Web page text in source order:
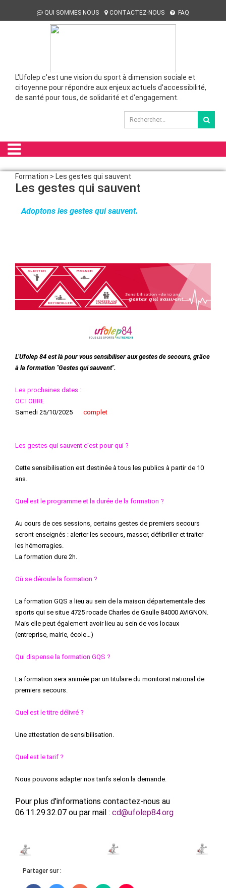
QUI SOMMES NOUS CONTACTEZ-NOUS FAQ
L'Ufolep c'est une vision du sport à dimension sociale et
citoyenne pour répondre aux enjeux actuels d'accessibilité,
de santé pour tous, de solidarité et d'engagement.
Formation > Les gestes qui sauvent
Les gestes qui sauvent
Adoptons les gestes qui sauvent.
L’Ufolep 84 est là pour vous sensibiliser aux gestes de secours, grâce
à la formation "Gestes qui sauvent".
Les prochaines dates :
OCTOBRE
Samedi 25/10/2025
complet
Les gestes qui sauvent c’est pour qui ?
Cette sensibilisation est destinée à tous les publics à partir de 10
ans.
Quel est le programme et la durée de la formation ?
Au cours de ces sessions, certains gestes de premiers secours
seront enseignés : alerter les secours, masser, défibriller et traiter
les hémorragies.
La formation dure 2h.
Où se déroule la formation ?
La formation GQS a lieu au sein de la maison départementale des
sports qui se situe 4725 rocade Charles de Gaulle 84000 AVIGNON.
Mais elle peut également avoir lieu au sein de vos locaux
(entreprise, mairie, école…)
Qui dispense la formation GQS ?
La formation sera animée par un titulaire du monitorat national de
premiers secours.
Quel est le titre délivré ?
Une attestation de sensibilisation.
Quel est le tarif ?
Nous pouvons adapter nos tarifs selon la demande.
Pour plus d'informations contactez-nous au
06.11.29.32.07 ou par mail : cd@ufolep84.org
Partager sur :